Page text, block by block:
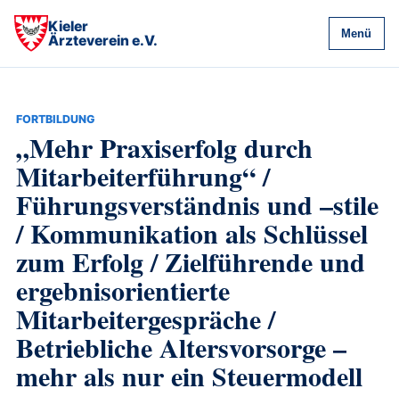
Kieler
Ärzteverein e.V.
Menü
FORTBILDUNG
„Mehr Praxiserfolg durch
Mitarbeiterführung“ /
Führungsverständnis und –stile
/ Kommunikation als Schlüssel
zum Erfolg / Zielführende und
ergebnisorientierte
Mitarbeitergespräche /
Betriebliche Altersvorsorge –
mehr als nur ein Steuermodell